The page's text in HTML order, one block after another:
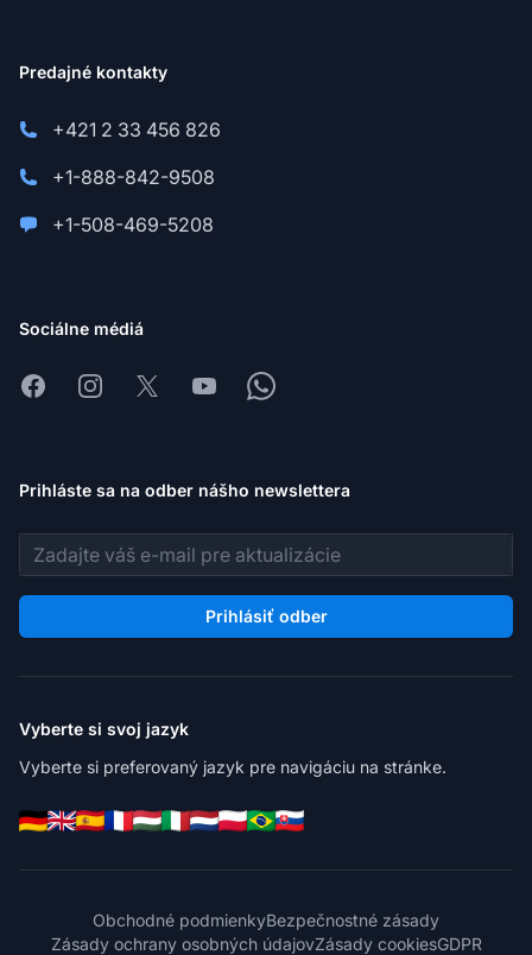
Predajné kontakty
+421 2 33 456 826
+1-888-842-9508
+1-508-469-5208
Sociálne médiá
FacebookInstagram
X YoutubeWhatsapp
Prihláste sa na odber nášho newslettera
E-mailová adresa
Prihlásiť odber
Vyberte si svoj jazyk
Vyberte si preferovaný jazyk pre navigáciu na stránke.
Obchodné podmienkyBezpečnostné zásady
Zásady ochrany osobných údajovZásady cookiesGDPR